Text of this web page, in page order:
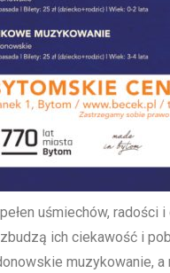
uśmiechów,
ich ciekawość i
muzykowanie,